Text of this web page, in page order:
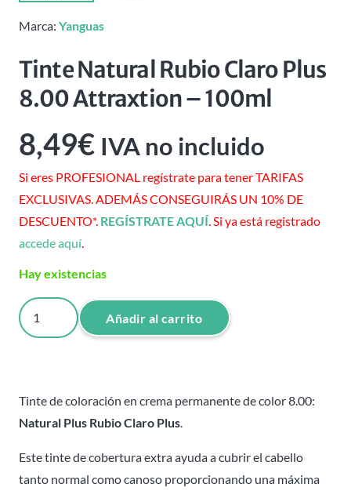
Marca: Yanguas
Tinte Natural Rubio Claro Plus
8.00 Attraxtion – 100ml
8,49€ IVA no incluido
Si eres PROFESIONAL regístrate para tener TARIFAS
EXCLUSIVAS. ADEMÁS CONSEGUIRÁS UN 10% DE
DESCUENTO*. REGÍSTRATE AQUÍ. Si ya está registrado
accede aquí.
Hay existencias
Tinte
Natural
Plus
8.00
-
100ml
Añadir al carrito
Tinte de coloración en crema permanente de color 8.00:
Natural Plus Rubio Claro Plus
Este tinte de cobertura extra ayuda a cubrir el cabello
tanto normal como canoso proporcionando una máxima